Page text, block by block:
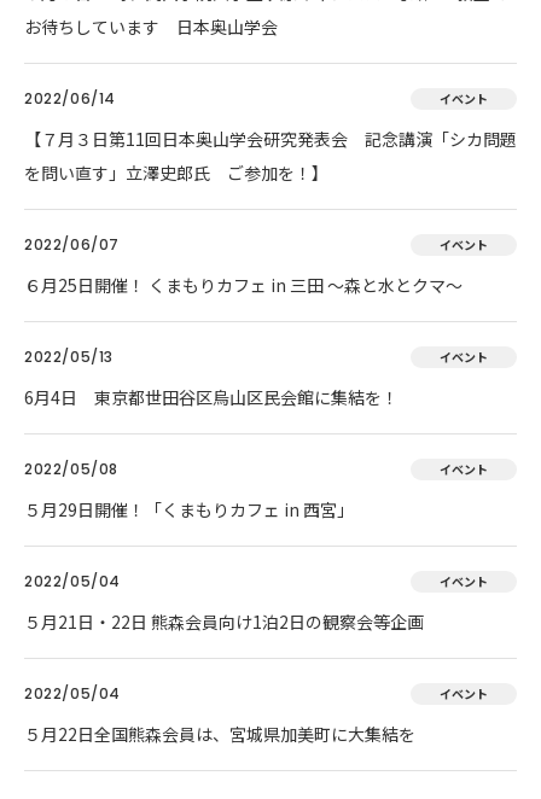
お待ちしています 日本奥山学会
2022/06/14 イベント
【７月３日第11回日本奥山学会研究発表会 記念講演「シカ問題
を問い直す」立澤史郎氏 ご参加を！】
2022/06/07 イベント
６月25日開催！ くまもりカフェ in 三田 ～森と水とクマ～
2022/05/13 イベント
6月4日 東京都世田谷区烏山区民会館に集結を！
2022/05/08 イベント
５月29日開催！「くまもりカフェ in 西宮」
2022/05/04 イベント
５月21日・22日 熊森会員向け1泊2日の観察会等企画
2022/05/04 イベント
５月22日全国熊森会員は、宮城県加美町に大集結を